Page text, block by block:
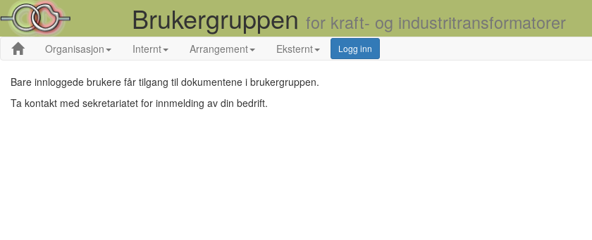
Brukergruppen for kraft- og industritransformatorer
Organisasjon Internt Arrangement Eksternt Logg inn
Bare innloggede brukere får tilgang til dokumentene i brukergruppen.
Ta kontakt med sekretariatet for innmelding av din bedrift.